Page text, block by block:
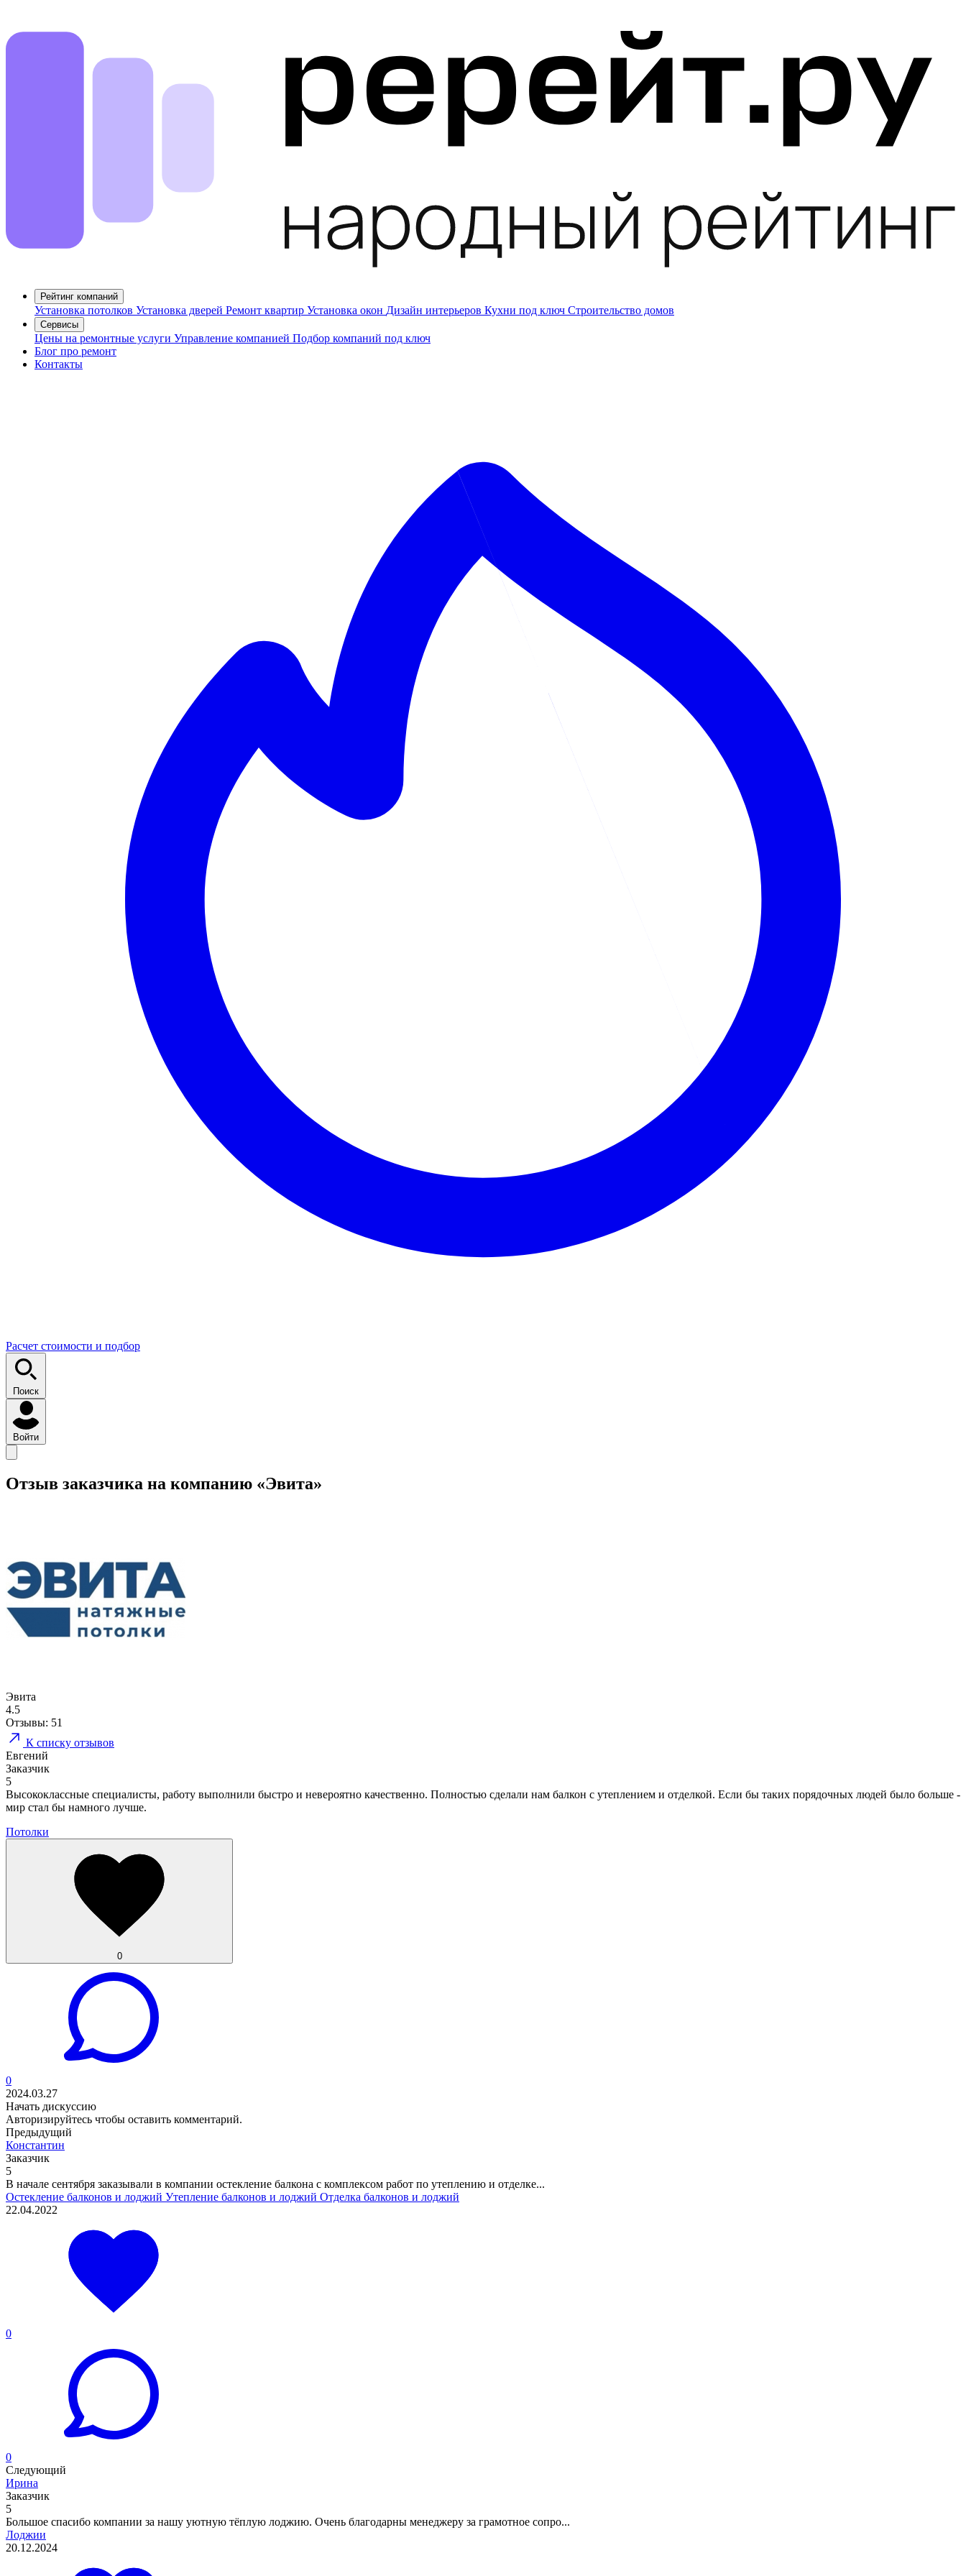
Рейтинг компаний
Установка потолков Установка дверей Ремонт квартир Установка окон Дизайн интерьеров Кухни под ключ Строительство домов
Сервисы
Цены на ремонтные услуги Управление компанией Подбор компаний под ключ
Блог про ремонт
Контакты
Расчет стоимости и подбор
Поиск
Войти
Отзыв заказчика на компанию «Эвита»
Эвита
4.5
Отзывы: 51
К списку отзывов
Евгений
Заказчик
5
Высококлассные специалисты, работу выполнили быстро и невероятно качественно. Полностью сделали нам балкон с утеплением и отделкой. Если бы таких порядочных людей было больше -
мир стал бы намного лучше.
Потолки
0
0
2024.03.27
Начать дискуссию
Авторизируйтесь чтобы оставить комментарий.
Предыдущий
Константин
Заказчик
5
В начале сентября заказывали в компании остекление балкона с комплексом работ по утеплению и отделке...
Остекление балконов и лоджий Утепление балконов и лоджий Отделка балконов и лоджий
22.04.2022
0
0
Следующий
Ирина
Заказчик
5
Большое спасибо компании за нашу уютную тёплую лоджию. Очень благодарны менеджеру за грамотное сопро...
Лоджии
20.12.2024